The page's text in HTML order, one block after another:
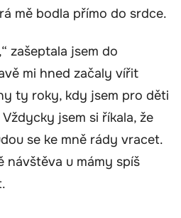
mě bodla přímo do srdce.
zašeptala jsem do
mi hned začaly vířit
ty roky, kdy jsem pro děti
jsem si říkala, že
se ke mně rády vracet.
návštěva u mámy spíš